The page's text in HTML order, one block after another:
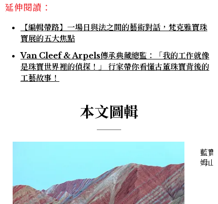
延伸閱讀：
【編輯帶路】一場日與法之間的藝術對話，梵克雅寶珠
寶展的五大焦點
Van Cleef & Arpels傳承典藏總監：「我的工作就像
是珠寶世界裡的偵探！」 行家帶你看懂古董珠寶背後的
工藝故事！
本文圖輯
藍
姆山